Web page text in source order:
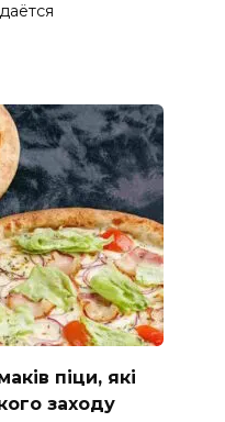
піци, які
заходу